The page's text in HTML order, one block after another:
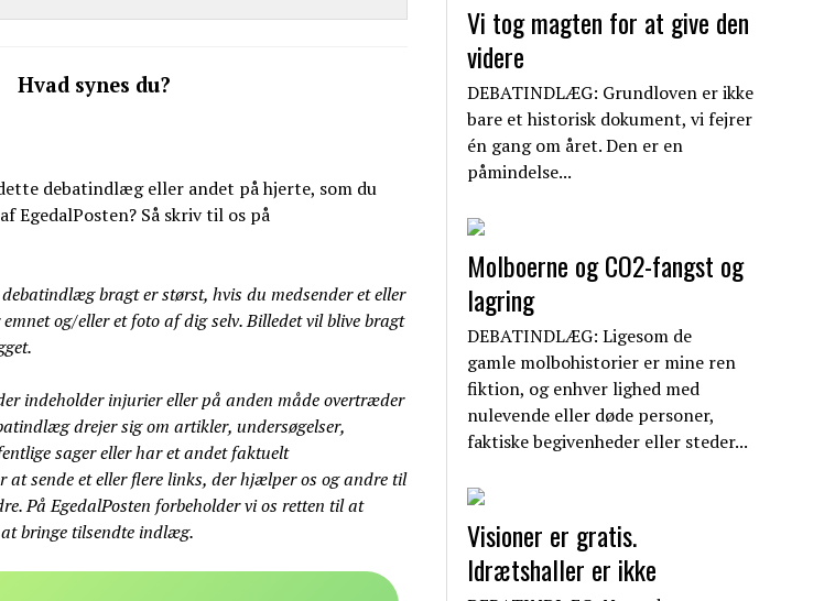
Hvad synes du?
debatindlæg eller andet på hjerte, som du
EgedalPosten? Så skriv til os på
bragt er størst, hvis du medsender et eller
og/eller et foto af dig selv. Billedet vil blive bragt
indeholder injurier eller på anden måde overtræder
drejer sig om artikler, undersøgelser,
sager eller har et andet faktuelt
sende et eller flere links, der hjælper os og andre til
På EgedalPosten forbeholder vi os retten til at
bringe tilsendte indlæg.
Vi tog magten for at give den
videre
DEBATINDLÆG: Grundloven er ikke
bare et historisk dokument, vi fejrer
én gang om året. Den er en
påmindelse...
Molboerne og CO2-fangst og
lagring
DEBATINDLÆG: Ligesom de
gamle molbohistorier er mine ren
fiktion, og enhver lighed med
nulevende eller døde personer,
faktiske begivenheder eller steder...
Visioner er gratis.
Idrætshaller er ikke